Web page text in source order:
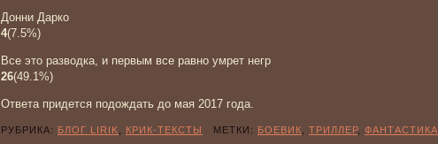
Донни Дарко
4(7.5%)
Все это разводка, и первым все равно умрет негр
26(49.1%)
Ответа придется подождать до мая 2017 года.
РУБРИКА: БЛОГ LIRIK КРИК-ТЕКСТЫ МЕТКИ: БОЕВИК ТРИЛЛЕР, ФАНТАСТИКА